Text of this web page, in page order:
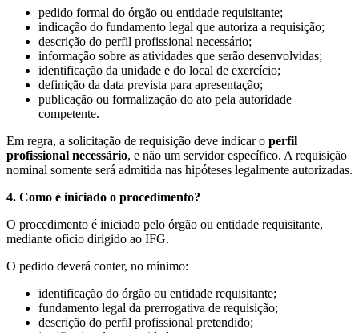
pedido formal do órgão ou entidade requisitante;
indicação do fundamento legal que autoriza a requisição;
descrição do perfil profissional necessário;
informação sobre as atividades que serão desenvolvidas;
identificação da unidade e do local de exercício;
definição da data prevista para apresentação;
publicação ou formalização do ato pela autoridade
competente.
Em regra, a solicitação de requisição deve indicar o perfil
profissional necessário, e não um servidor específico. A requisição
nominal somente será admitida nas hipóteses legalmente autorizadas.
4. Como é iniciado o procedimento?
O procedimento é iniciado pelo órgão ou entidade requisitante,
mediante ofício dirigido ao IFG.
O pedido deverá conter, no mínimo:
identificação do órgão ou entidade requisitante;
fundamento legal da prerrogativa de requisição;
descrição do perfil profissional pretendido;